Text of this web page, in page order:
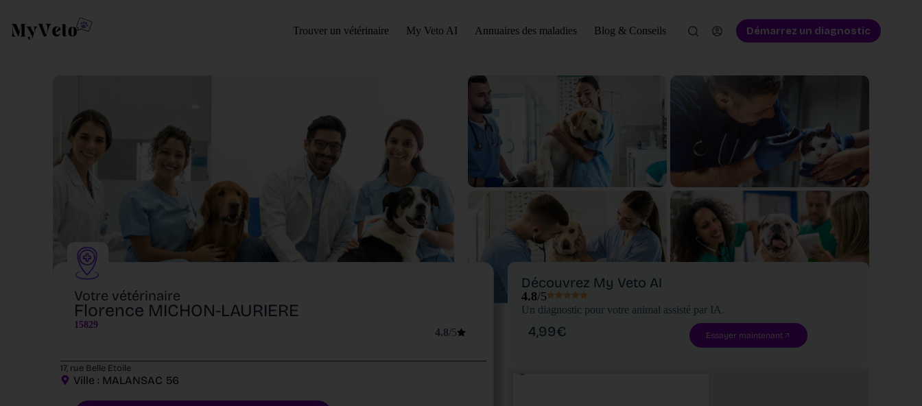
Trouver un vétérinaire My Veto AI Annuaires des maladies Blog & Conseils Démarrez un diagnostic
Votre vétérinaire
Florence MICHON-LAURIERE
15829
4.8/5
17, rue Belle Etoile
Ville : MALANSAC 56
Découvrez My Veto AI
4.8/5
Un diagnostic pour votre animal assisté par IA.
4,99€ Essayer maintenant